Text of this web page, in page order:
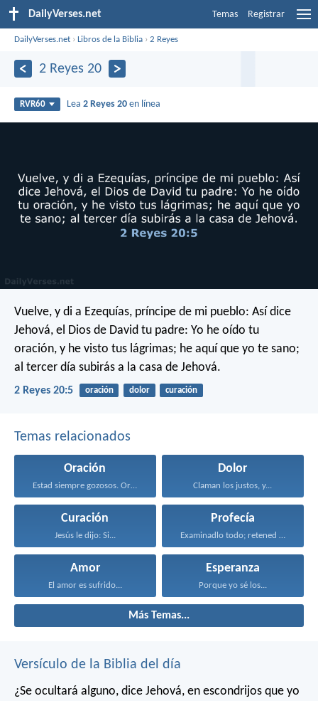
DailyVerses.net Temas Registrar
DailyVerses.net ›Libros de la Biblia ›2 Reyes
2 Reyes 20
RVR60 Lea2 Reyes 20 en línea
Vuelve, y di a Ezequías, príncipe de mi pueblo: Así dice
Jehová, el Dios de David tu padre: Yo he oído tu
oración, y he visto tus lágrimas; he aquí que yo te sano;
al tercer día subirás a la casa de Jehová.
2 Reyes 20:5 oración dolor curación
Temas relacionados
Oración
Estad siempre gozosos. Orad...
Dolor
Claman los justos, y...
Curación
Jesús le dijo: Si...
Profecía
Examinadlo todo; retened lo...
Amor
El amor es sufrido...
Esperanza
Porque yo sé los...
Más Temas...
Versículo de la Biblia del día
¿Se ocultará alguno, dice Jehová, en escondrijos que yo